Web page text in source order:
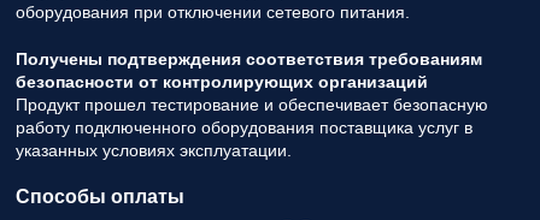
оборудования при отключении сетевого питания.
Получены подтверждения соответствия требованиям
безопасности от контролирующих организаций
Продукт прошел тестирование и обеспечивает безопасную
работу подключенного оборудования поставщика услуг в
указанных условиях эксплуатации.
Способы оплаты